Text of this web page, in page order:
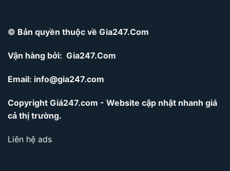
© Bản quyền thuộc về Gia247.Com
Vận hàng bởi: Gia247.Com
Email: info@gia247.com
Copyright Giá247.com - Website cập nhật nhanh giá
cả thị trường.
Liên hệ ads